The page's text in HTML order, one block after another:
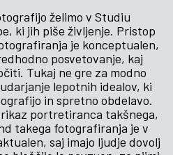
želimo v Studiu
ki jih piše življenje. Pristop
je konceptualen,
posvetovanje, kaj
Tukaj ne gre za modno
lepotnih idealov, ki
in spretno obdelavo.
portretiranca takšnega,
takega fotografiranja je v
saj imajo ljudje dovolj